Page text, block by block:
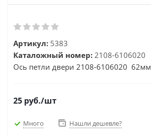
Артикул: 5383
Каталожный номер: 2108-6106020
Ось петли двери 2108-6106020 62мм
25 руб./шт
Много Нашли дешевле?